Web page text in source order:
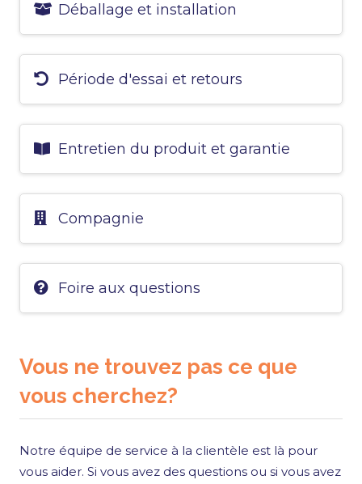
Déballage et installation
Période d'essai et retours
Entretien du produit et garantie
Compagnie
Foire aux questions
Vous ne trouvez pas ce que
vous cherchez?
Notre équipe de service à la clientèle est là pour
vous aider. Si vous avez des questions ou si vous avez